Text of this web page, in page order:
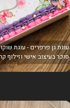
עוגת גן פרפרים - עוגת
סוכר בעיצוב אישי וזילוף